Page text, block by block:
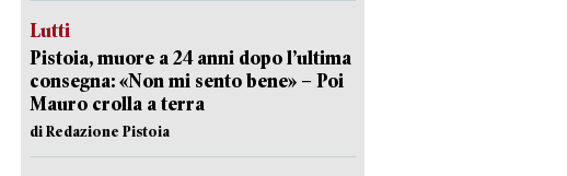
Lutti
Pistoia, muore a 24 anni dopo l’ultima
consegna: «Non mi sento bene» – Poi
Mauro crolla a terra
di Redazione Pistoia